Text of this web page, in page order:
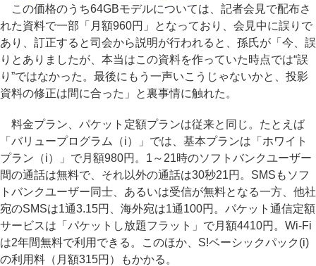
この価格のうち64GBモデルについては、記者会見で配布さ
れた資料で一部「月額960円」となっており、会見中に誤りで
あり、訂正すると司会から説明が行われると、孫氏が「今、誤
りとありましたが、本当はこの資料を作っていた時点では“誤
り”ではなかった。最後にもう一声いこうじゃないかと、投影
資料の修正は間に合った」と裏事情に触れた。
料金プラン、パケット定額プランは従来と同じ。たとえば
「バリュープログラム（i）」では、基本プランは「ホワイト
プラン（i）」で月額980円。1～21時のソフトバンクユーザー
間の通話は無料で、それ以外の通話は30秒21円。SMSもソフ
トバンクユーザー同士、あるいは受信が無料となる一方、他社
宛のSMSは1通3.15円、海外宛は1通100円。パケット通信定額
サービスは「パケットし放題フラット」で月額4410円。Wi-Fi
は2年間無料で利用できる。このほか、S!ベーシックパック(i)
の利用料（月額315円）もかかる。